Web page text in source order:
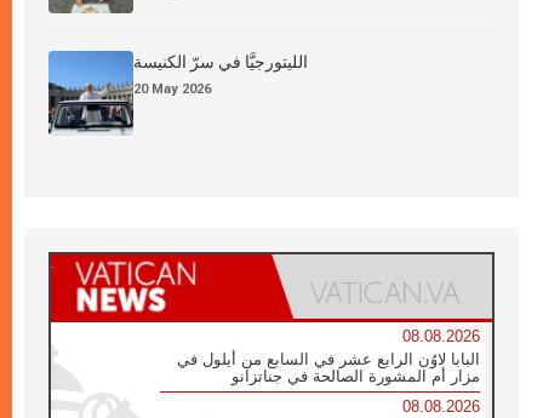
الليتورجيَّا في سرّ الكنيسة
20 May 2026
08.08.2026
البابا لاوُن الرابع عشر في السابع من أيلول في
مزار أم المشورة الصالحة في جناتزانو
08.08.2026